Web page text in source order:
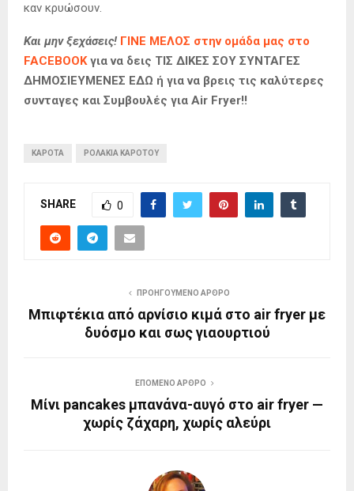
καν κρυώσουν.
Και μην ξεχάσεις! ΓΙΝΕ ΜΕΛΟΣ στην ομάδα μας στο
FACEBOOKγια να δεις ΤΙΣ ΔΙΚΕΣ ΣΟΥ ΣΥΝΤΑΓΕΣ
ΔΗΜΟΣΙΕΥΜΕΝΕΣ ΕΔΩ ή για να βρεις τις καλύτερες
συνταγες και Συμβουλές για Air Fryer!!
ΚΑΡΟΤΑ ΡΟΛΑΚΙΑ ΚΑΡΟΤΟΥ
SHARE 0
ΠΡΟΗΓΟΎΜΕΝΟ ΆΡΘΡΟ
Μπιφτέκια από αρνίσιο κιμά στο air fryer με
δυόσμο και σως γιαουρτιού
ΕΠΌΜΕΝΟ ΆΡΘΡΟ
Μίνι pancakes μπανάνα-αυγό στο air fryer —
χωρίς ζάχαρη, χωρίς αλεύρι